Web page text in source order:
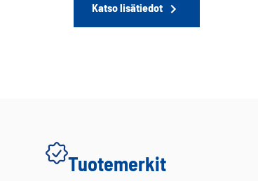
Katso lisätiedot
Tuotemerkit